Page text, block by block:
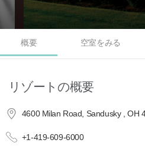
概要 空室をみる
リゾートの概要
4600 Milan Road, Sandusky , OH
+1-419-609-6000